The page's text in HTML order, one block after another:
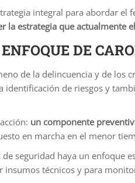
integral para abordar
la estrategia que actualmente
DE
de la delincuencia y de los
de riesgos y
un componente
en marcha en el menor
seguridad haya un
técnicos y para